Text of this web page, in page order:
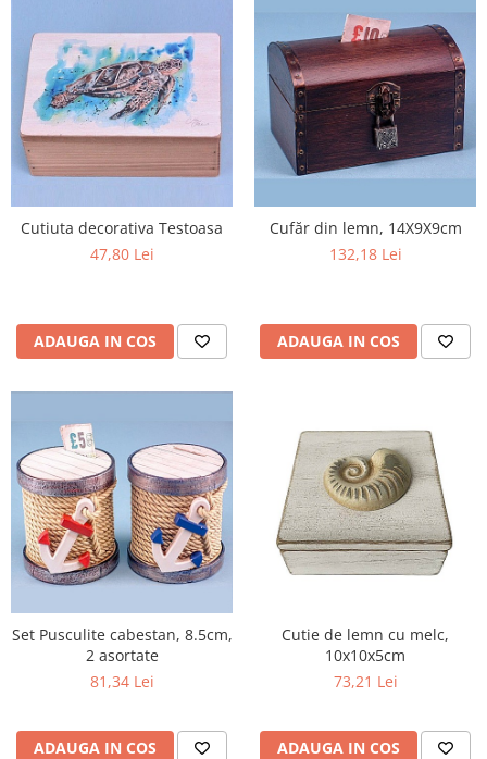
Cutiuta decorativa Testoasa
47,80 Lei
ADAUGA IN COS
Cufăr din lemn, 14X9X9cm
132,18 Lei
ADAUGA IN COS
Set Pusculite cabestan, 8.5cm,
2 asortate
81,34 Lei
ADAUGA IN COS
Cutie de lemn cu melc,
10x10x5cm
73,21 Lei
ADAUGA IN COS